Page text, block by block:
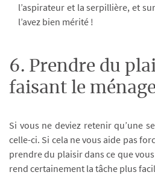
l’aspirateur et la serpillière, et
l’avez bien mérité !
6. Prendre du
faisant le ménage
Si vous ne deviez retenir qu’une
celle-ci. Si cela ne vous aide pas
prendre du plaisir dans ce que
rend certainement la tâche plus